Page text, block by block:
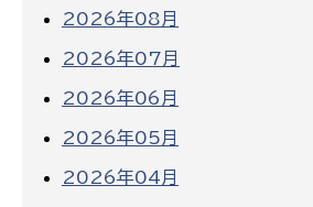
2026年08月
2026年07月
2026年06月
2026年05月
2026年04月